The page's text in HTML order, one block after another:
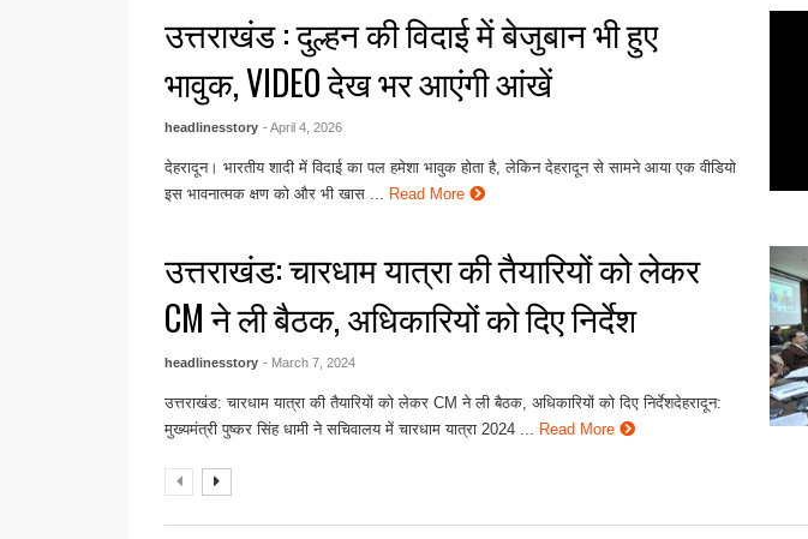
उत्तराखंड : दुल्हन की विदाई में बेजुबान भी हुए
भावुक, VIDEO देख भर आएंगी आंखें
headlinesstory - April 4, 2026
देहरादून। भारतीय शादी में विदाई का पल हमेशा भावुक होता है, लेकिन देहरादून से सामने आया एक वीडियो
इस भावनात्मक क्षण को और भी खास ... Read More
उत्तराखंड: चारधाम यात्रा की तैयारियों को लेकर
CM ने ली बैठक, अधिकारियों को दिए निर्देश
headlinesstory - March 7, 2024
उत्तराखंड: चारधाम यात्रा की तैयारियों को लेकर CM ने ली बैठक, अधिकारियों को दिए निर्देशदेहरादून:
मुख्यमंत्री पुष्कर सिंह धामी ने सचिवालय में चारधाम यात्रा 2024 ... Read More